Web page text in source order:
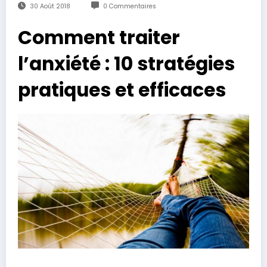
30 Août 2018 0 Commentaires
Comment traiter
l’anxiété : 10 stratégies
pratiques et efficaces